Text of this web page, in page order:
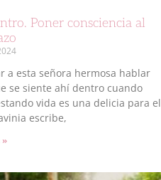
Poner consciencia al
a esta señora hermosa hablar
se siente ahí dentro cuando
vida es una delicia para el
escribe,
»